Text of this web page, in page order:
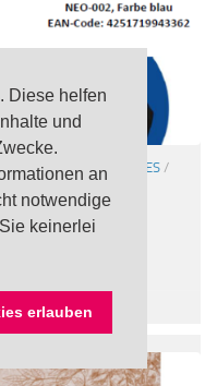
Diese helfen
und
an
notwendige
keinerlei
erlauben
/VERSCHIEDENES /
bei FFP2
Lidl